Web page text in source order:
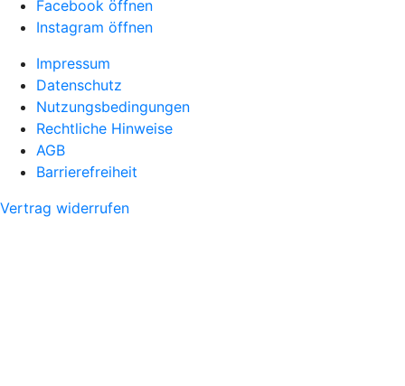
Facebook öffnen
Instagram öffnen
Impressum
Datenschutz
Nutzungsbedingungen
Rechtliche Hinweise
AGB
Barrierefreiheit
Vertrag widerrufen